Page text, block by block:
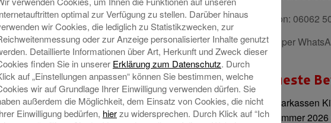
Telefon: 06062
Auch per
Neueste
Sparkassen
Sommer
optimal zur Verfügung zu stellen. Darüber hinaus
wir Cookies, die lediglich zu Statistikzwecken, zur
oder zur Anzeige personalisierter Inhalte genutzt
Detaillierte Informationen über Art, Herkunft und Zweck dieser
finden Sie in unserer Erklärung zum Datenschutz. Durch
auf „Einstellungen anpassen“ können Sie bestimmen, welche
wir auf Grundlage Ihrer Einwilligung verwenden dürfen. Sie
außerdem die Möglichkeit, dem Einsatz von Cookies, die nicht
Einwilligung bedürfen, hierzu widersprechen. Durch Klick auf “Ich